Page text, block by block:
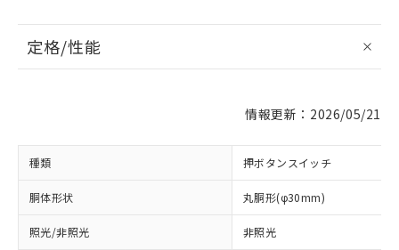
定格/性能
情報更新：2026/05/21
種類 押ボタンスイッチ
胴体形状 丸胴形(φ30mm)
照光/非照光 非照光